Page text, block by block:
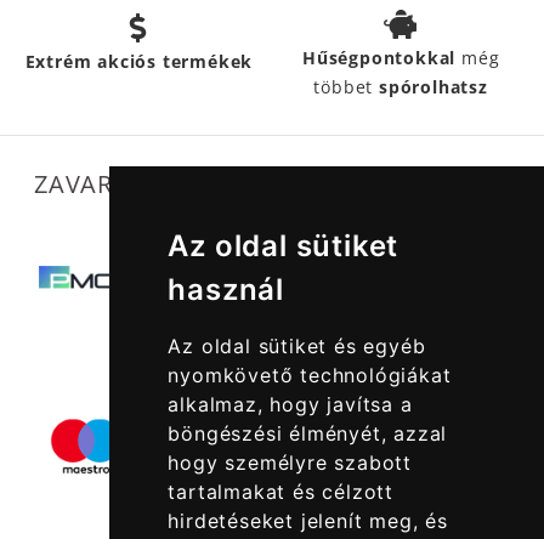
Az oldal sütiket
használ
Az oldal sütiket és egyéb
nyomkövető technológiákat
alkalmaz, hogy javítsa a
böngészési élményét, azzal
hogy személyre szabott
tartalmakat és célzott
hirdetéseket jelenít meg, és
Extrém akciós termékek Hűségpontokkal még
többetspórolhatsz
ZAVARTALAN MŰKÖDÉSÜNKET SEGÍTIK